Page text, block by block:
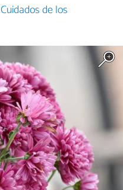
Cuidados de los